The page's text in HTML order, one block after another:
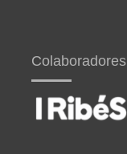
Colaboradores